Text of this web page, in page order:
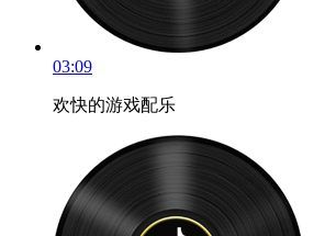
03:09
欢快的游戏配乐